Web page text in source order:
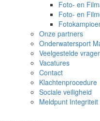
Foto- en
Foto- en
Onze partners
Onderwatersport
Veelgestelde
Vacatures
Contact
Klachtenprocedure
Sociale veiligheid
Meldpunt Integriteit